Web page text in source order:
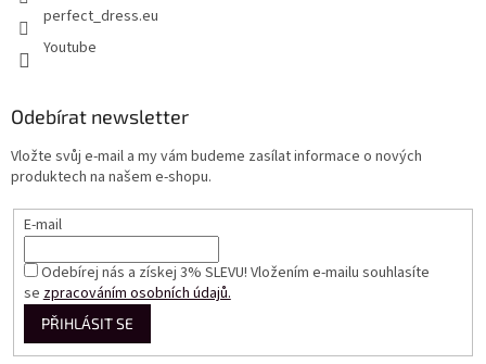
perfect_dress.eu
Youtube
Odebírat newsletter
Vložte svůj e-mail a my vám budeme zasílat informace o nových
produktech na našem e-shopu.
E-mail
Odebírej nás a získej 3% SLEVU! Vložením e-mailu souhlasíte
sezpracováním osobních údajů.
PŘIHLÁSIT SE